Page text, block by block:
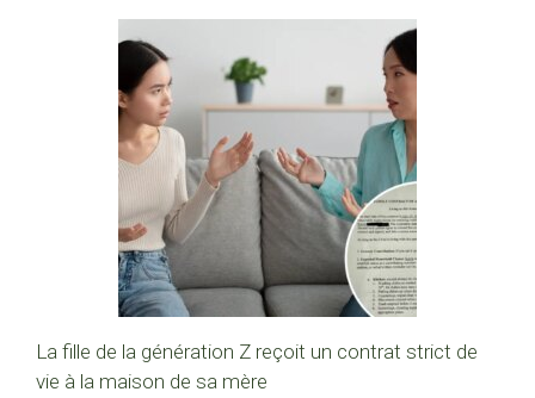
La fille de la génération Z reçoit un contrat strict de
vie à la maison de sa mère